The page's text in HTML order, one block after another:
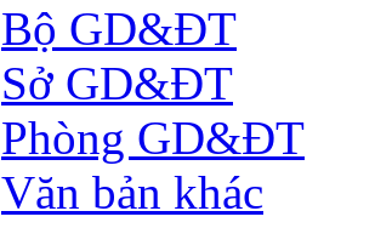
Bộ GD&ĐT
Sở GD&ĐT
Phòng GD&ĐT
Văn bản khác